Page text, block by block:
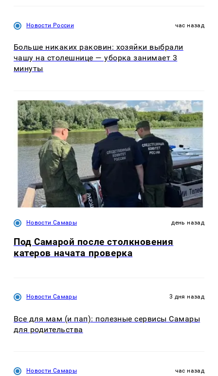
Новости России час назад
Больше никаких раковин: хозяйки выбрали
чашу на столешнице — уборка занимает 3
минуты
Новости Самары день назад
Под Самарой после столкновения
катеров начата проверка
Новости Самары 3 дня назад
Все для мам (и пап): полезные сервисы Самары
для родительства
Новости Самары час назад